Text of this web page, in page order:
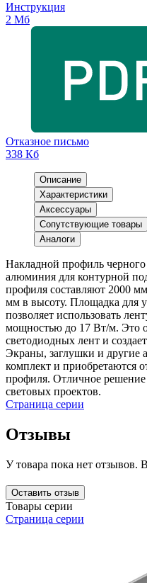
Инструкция
2 Мб
Отказное письмо
338 Кб
Описание
Характеристики
Аксессуары
Сопутствующие товары
Аналоги
Накладной профиль
алюминия для контурной
профиля составляют 2000
мм в высоту. Площадка для
позволяет использовать
мощностью до 17 Вт/м. Это
светодиодных лент и
Экраны, заглушки и другие
комплект и приобретаются
профиля. Отличное
световых проектов.
Страница серии
Отзывы
У товара пока нет отзывов.
Оставить отзыв
Товары серии
Страница серии